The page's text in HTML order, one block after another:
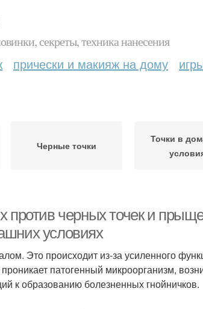
секреты, техника нанесения
прически и макияж на дому
Черные точки
Точки в
против черных точек и
условиях
Это происходит из-за усиленного
патогенный микроорганизм,
к образованию болезненных гнойничков.